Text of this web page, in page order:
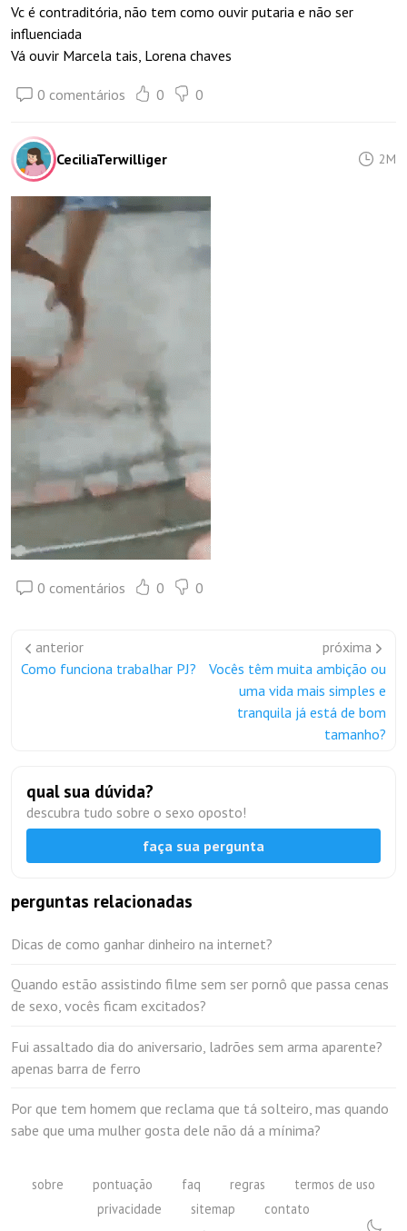
Vc é contraditória, não tem como ouvir putaria e não ser
influenciada
Vá ouvir Marcela tais, Lorena chaves
0 comentários 0 0
CeciliaTerwilliger 2M
0 comentários 0 0
anterior
Como funciona trabalhar PJ?
próxima
Vocês têm muita ambição ou
uma vida mais simples e
tranquila já está de bom
tamanho?
qual sua dúvida?
descubra tudo sobre o sexo oposto!
faça sua pergunta
perguntas relacionadas
Dicas de como ganhar dinheiro na internet?
Quando estão assistindo filme sem ser pornô que passa cenas
de sexo, vocês ficam excitados?
Fui assaltado dia do aniversario, ladrões sem arma aparente?
apenas barra de ferro
Por que tem homem que reclama que tá solteiro, mas quando
sabe que uma mulher gosta dele não dá a mínima?
sobre pontuação faq regras
termos de uso
privacidade
sitemap
contato